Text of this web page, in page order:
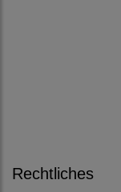
Rechtliches